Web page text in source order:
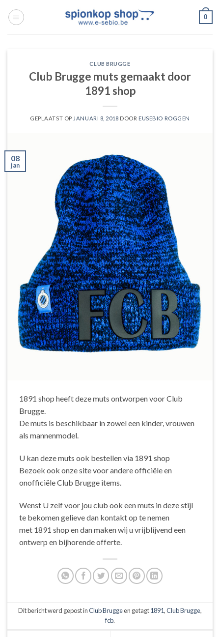
naar
0
CLUB BRUGGE
Club Brugge muts gemaakt door
1891 shop
GEPLAATST OP JANUARI 8, 2018 DOOR EUSEBIO ROGGEN
08
jan
1891 shop heeft deze muts ontworpen voor Club
Brugge.
De muts is beschikbaar in zowel een kinder, vrouwen
als mannenmodel.
U kan deze muts ook bestellen via 1891 shop
Bezoek ook onze site voor andere officiële en
onofficiële Club Brugge items.
Wenst U zelf voor jou club ook een muts in deze stijl
te bekomen gelieve dan kontakt op te nemen
met 1891 shop en dan maken wij u vrijblijvend een
ontwerp en bijhorende offerte.
Dit bericht werd gepost inClub Bruggeen getagt1891,Club Brugge,
fcb.